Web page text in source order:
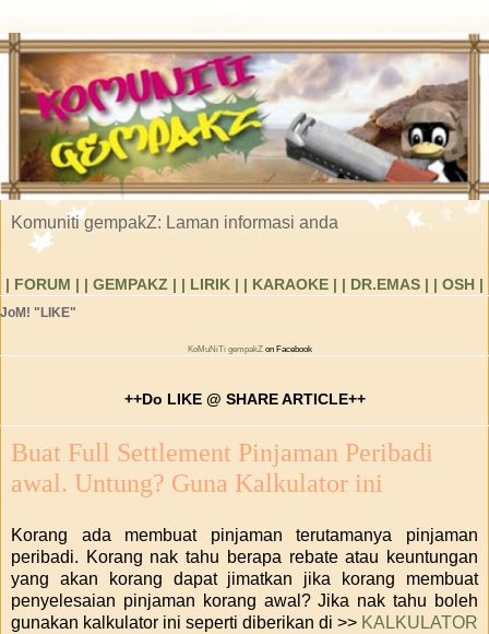
Komuniti gempakZ: Laman informasi anda
| FORUM | | GEMPAKZ | | LIRIK | | KARAOKE | | DR.EMAS | | OSH |
JoM! "LIKE"
KoMuNiTi gempakZ on Facebook
++Do LIKE @ SHARE ARTICLE++
Buat Full Settlement Pinjaman Peribadi
awal. Untung? Guna Kalkulator ini
Korang ada membuat pinjaman terutamanya pinjaman
peribadi. Korang nak tahu berapa rebate atau keuntungan
yang akan korang dapat jimatkan jika korang membuat
penyelesaian pinjaman korang awal? Jika nak tahu boleh
gunakan kalkulator ini seperti diberikan di >> KALKULATOR